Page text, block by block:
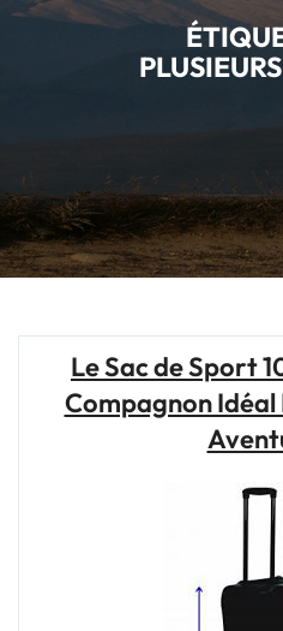
Le Sac de Sport
Compagnon Idéal